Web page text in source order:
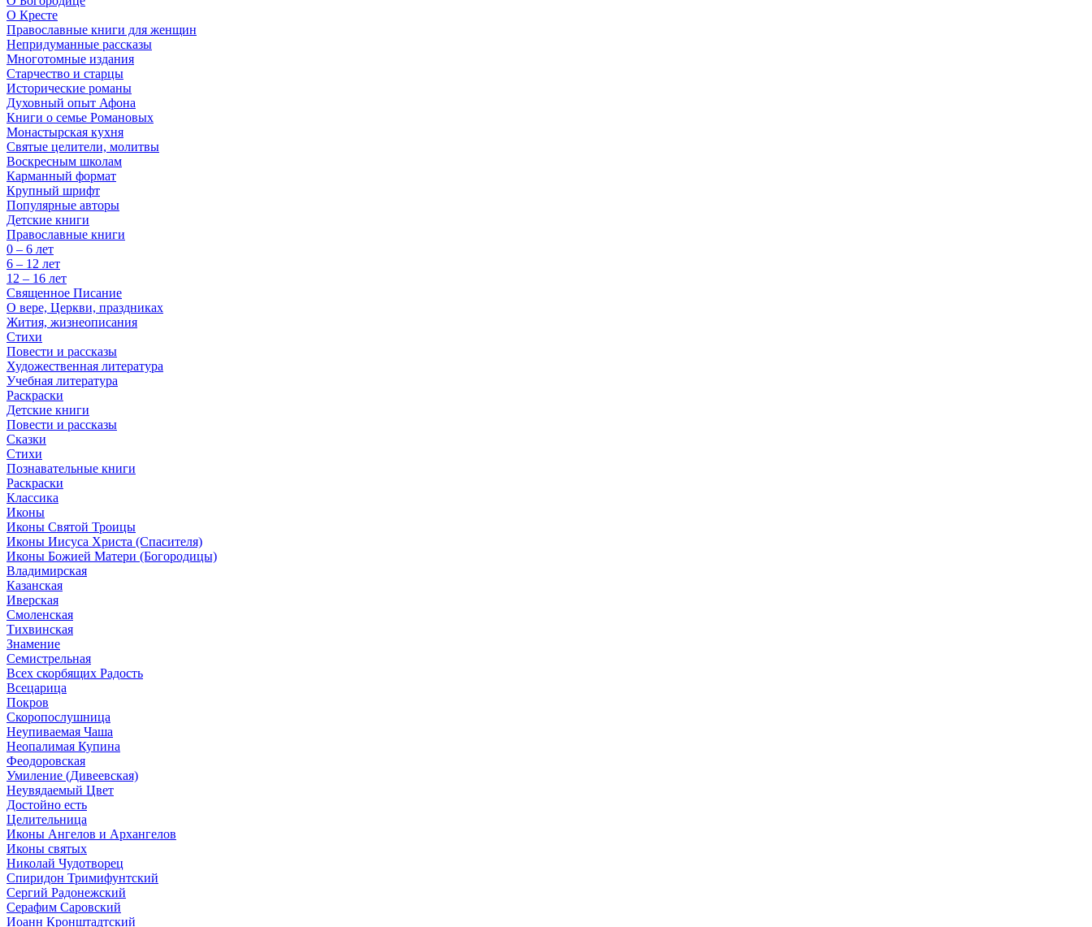
О Кресте
Православные книги для женщин
Непридуманные рассказы
Многотомные издания
Старчество и старцы
Исторические романы
Духовный опыт Афона
Книги о семье Романовых
Монастырская кухня
Святые целители, молитвы
Воскресным школам
Карманный формат
Крупный шрифт
Популярные авторы
Детские книги
Православные книги
0 – 6 лет
6 – 12 лет
12 – 16 лет
Священное Писание
О вере, Церкви, праздниках
Жития, жизнеописания
Стихи
Повести и рассказы
Художественная литература
Учебная литература
Раскраски
Детские книги
Повести и рассказы
Сказки
Стихи
Познавательные книги
Раскраски
Классика
Иконы
Иконы Святой Троицы
Иконы Иисуса Христа (Спасителя)
Иконы Божией Матери (Богородицы)
Владимирская
Казанская
Иверская
Смоленская
Тихвинская
Знамение
Семистрельная
Всех скорбящих Радость
Всецарица
Покров
Скоропослушница
Неупиваемая Чаша
Неопалимая Купина
Феодоровская
Умиление (Дивеевская)
Неувядаемый Цвет
Достойно есть
Целительница
Иконы Ангелов и Архангелов
Иконы святых
Николай Чудотворец
Спиридон Тримифунтский
Сергий Радонежский
Серафим Саровский
Иоанн Кронштадтский